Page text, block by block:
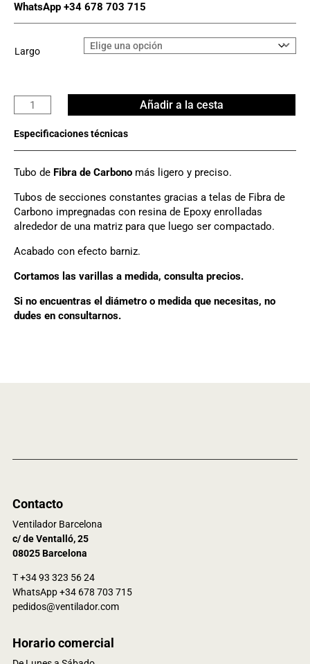
WhatsApp +34 678 703 715
Largo
Tubo
Carbono
3K
x
22mm
cantidad
Añadir a la cesta
Tubo de Fibra de Carbono más ligero y preciso.
Tubos de secciones constantes gracias a telas de Fibra de
Carbono impregnadas con resina de Epoxy enrolladas
alrededor de una matriz para que luego ser compactado.
Acabado con efecto barniz.
Cortamos las varillas a medida, consulta precios.
Si no encuentras el diámetro o medida que necesitas, no
dudes en consultarnos.
Contacto
Ventilador Barcelona
c/ de Ventalló, 25
08025 Barcelona
T +34 93 323 56 24
WhatsApp +34 678 703 715
pedidos@ventilador.com
Horario comercial